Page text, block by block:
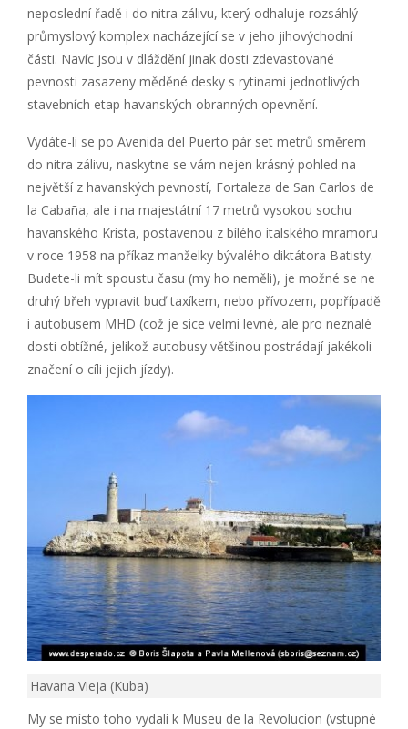
neposlední řadě i do nitra zálivu, který odhaluje rozsáhlý
průmyslový komplex nacházející se v jeho jihovýchodní
části. Navíc jsou v dláždění jinak dosti zdevastované
pevnosti zasazeny měděné desky s rytinami jednotlivých
stavebních etap havanských obranných opevnění.
Vydáte-li se po Avenida del Puerto pár set metrů směrem
do nitra zálivu, naskytne se vám nejen krásný pohled na
největší z havanských pevností, Fortaleza de San Carlos de
la Cabaña, ale i na majestátní 17 metrů vysokou sochu
havanského Krista, postavenou z bílého italského mramoru
v roce 1958 na příkaz manželky bývalého diktátora Batisty.
Budete-li mít spoustu času (my ho neměli), je možné se ne
druhý břeh vypravit buď taxíkem, nebo přívozem, popřípadě
i autobusem MHD (což je sice velmi levné, ale pro neznalé
dosti obtížné, jelikož autobusy většinou postrádají jakékoli
značení o cíli jejich jízdy).
Havana Vieja (Kuba)
My se místo toho vydali k Museu de la Revolucion (vstupné